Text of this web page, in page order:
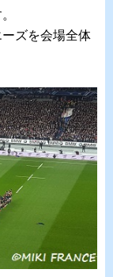
ズを会場全体